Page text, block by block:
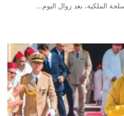
الملكية، بعد زوال اليوم…